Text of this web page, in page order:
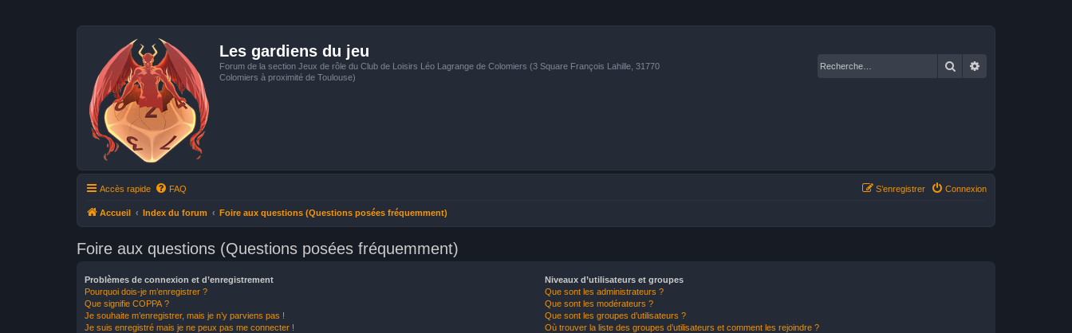
Les gardiens du jeu
Forum de la section Jeux de rôle du Club de Loisirs Léo Lagrange de Colomiers (3 Square François Lahille, 31770
Colomiers à proximité de Toulouse)
Rechercher
Accès rapide FAQ Connexion
S’enregistrer
Accueil Index du forum Foire aux questions (Questions posées fréquemment)
Foire aux questions (Questions posées fréquemment)
Problèmes de connexion et d’enregistrement
Pourquoi dois-je m’enregistrer ?
Que signifie COPPA ?
Je souhaite m’enregistrer, mais je n’y parviens pas !
Je suis enregistré mais je ne peux pas me connecter !
Niveaux d’utilisateurs et groupes
Que sont les administrateurs ?
Que sont les modérateurs ?
Que sont les groupes d’utilisateurs ?
Où trouver la liste des groupes d’utilisateurs et comment les rejoindre ?